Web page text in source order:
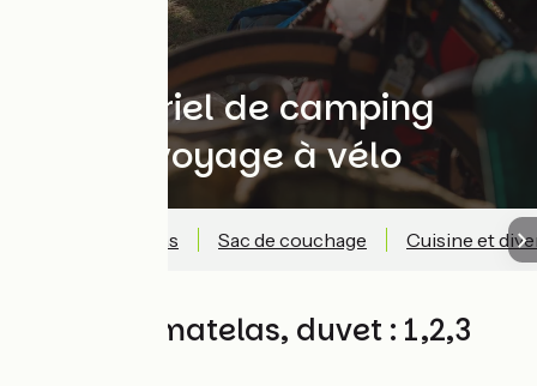
Le matériel de camping
pour le voyage à vélo
Matelas Sac de couchage Cuisine et
🏕️ Tente, matelas, duvet : 1,2,3